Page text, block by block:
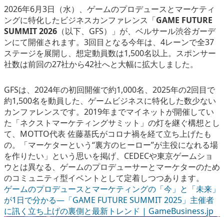
2026年6月3日（水）、ゲームのプロデュースとマーケティ
ングに特化したビジネスカンファレンス「GAME FUTURE
SUMMIT 2026 （以下、GFS）」が、ベルサール渋谷ガーデ
ンにて開催されます。3回目となる今年は、4レーンで全37
ステージを展開し、想定動員数は1,500名以上。スポンサー
社数は前回の27社から42社へと大幅に拡大しました。
GFSは、2024年の初回開催で約1,000名、2025年の2回目で
約1,500名を動員した、ゲームビジネスに特化した数少ない
カンファレンスです。2019年までマイネットが開催してい
た「ネクストマーケティングサミット」の灯を継ぐ構想とし
て、MOTTO代表 佐藤基氏がコロナ禍を経て立ち上げたも
の。「マーケターという“裏方のヒーロー”が主役になれる場
を作りたい」という思いを掲げ、CEDECや東京ゲームショ
ウとは異なる、ゲームのプロデューサーとマーケターのため
のコミュニティ型イベントとして定着しつつあります。
ゲームのプロデュースとマーケティングの「今」と「未来」
が1日で分かる―「GAME FUTURE SUMMIT 2025」主催者
に訊く立ち上げの裏側と最新トレンド | GameBusiness.jp